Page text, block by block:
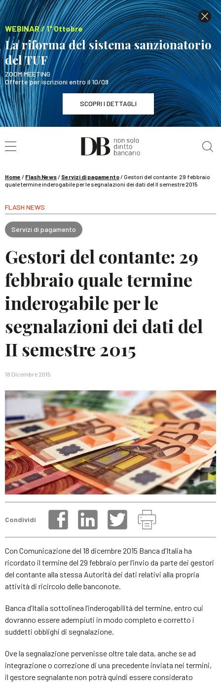
WEBINAR / 1° Ottobre
La riforma del sistema sanzionatorio
del TUF
ZOOM MEETING
Offerte per iscrizioni entro il 10/09
SCOPRI I DETTAGLI
WEBINAR / 1° Ottobre
La riforma del sistema sanzionatorio del TUF
Home / Flash News/ Servizi di pagamento/Gestori del contante: 29 febbraio
quale termine inderogabile per le segnalazioni dei dati del II semestre 2015
FLASH NEWS
Servizi di pagamento
Gestori del contante: 29
febbraio quale termine
inderogabile per le
segnalazioni dei dati del
II semestre 2015
18 Dicembre 2015
Condividi
Con Comunicazione del 18 dicembre 2015 Banca d’Italia ha
ricordato il termine del 29 febbraio per l’invio da parte dei gestori
del contante alla stessa Autorità dei dati relativi alla propria
attività di ricircolo delle banconote.
Banca d’Italia sottolinea l’inderogabilità del termine, entro cui
dovranno essere adempiuti in modo completo e corretto i
suddetti obblighi di segnalazione.
Ove la segnalazione pervenisse oltre tale data, anche se ad
integrazione o correzione di una precedente inviata nei termini,
il gestore segnalante non potrà quindi essere considerato